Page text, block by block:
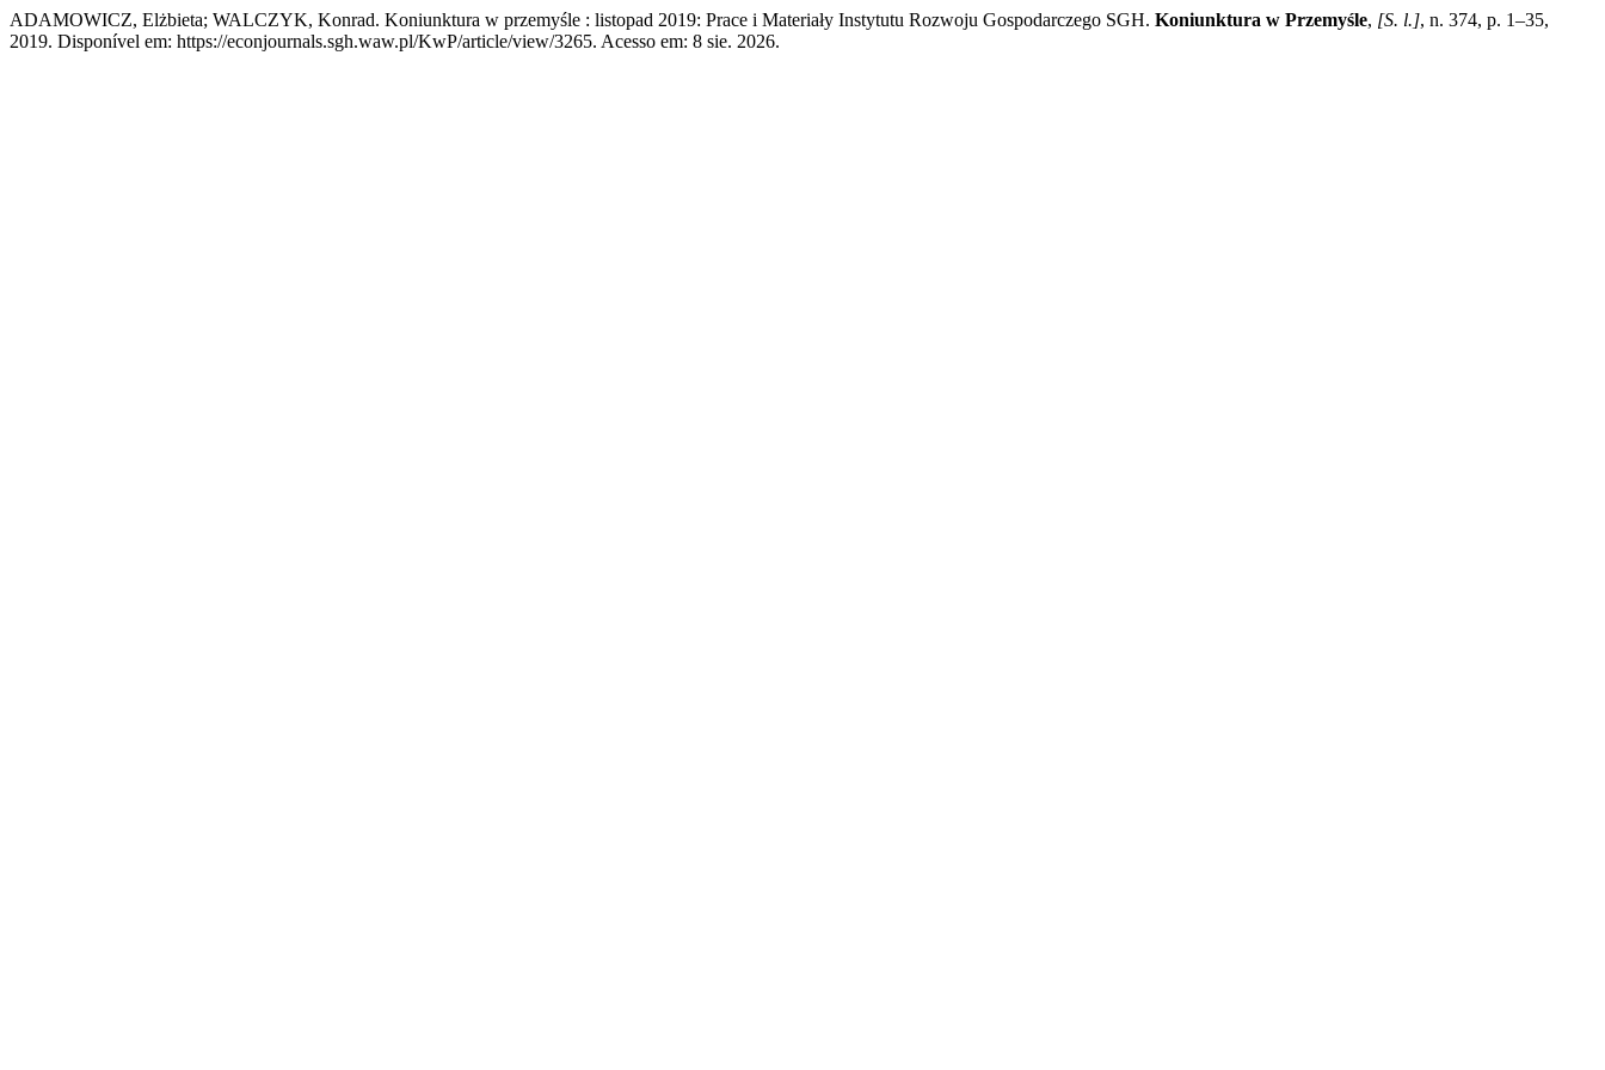
ADAMOWICZ, Elżbieta; WALCZYK, Konrad. Koniunktura w przemyśle : listopad 2019: Prace i Materiały Instytutu Rozwoju Gospodarczego SGH. Koniunktura w Przemyśle, [S. l.], n. 374, p. 1–35,
2019. Disponível em: https://econjournals.sgh.waw.pl/KwP/article/view/3265. Acesso em: 8 sie. 2026.